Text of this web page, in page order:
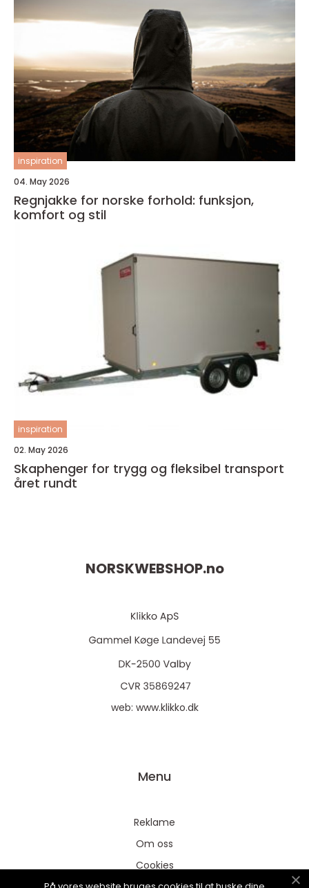
inspiration
04. May 2026
Regnjakke for norske forhold: funksjon,
komfort og stil
inspiration
02. May 2026
Skaphenger for trygg og fleksibel transport
året rundt
NORSKWEBSHOP.no
web: www.klikko.dk
Menu
Reklame
Om oss
Cookies